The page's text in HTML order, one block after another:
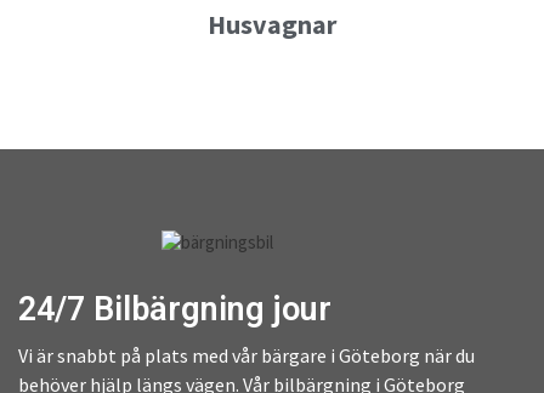
Husvagnar
24/7 Bilbärgning jour
Vi är snabbt på plats med vår bärgare i Göteborg när du
behöver hjälp längs vägen. Vår bilbärgning i Göteborg